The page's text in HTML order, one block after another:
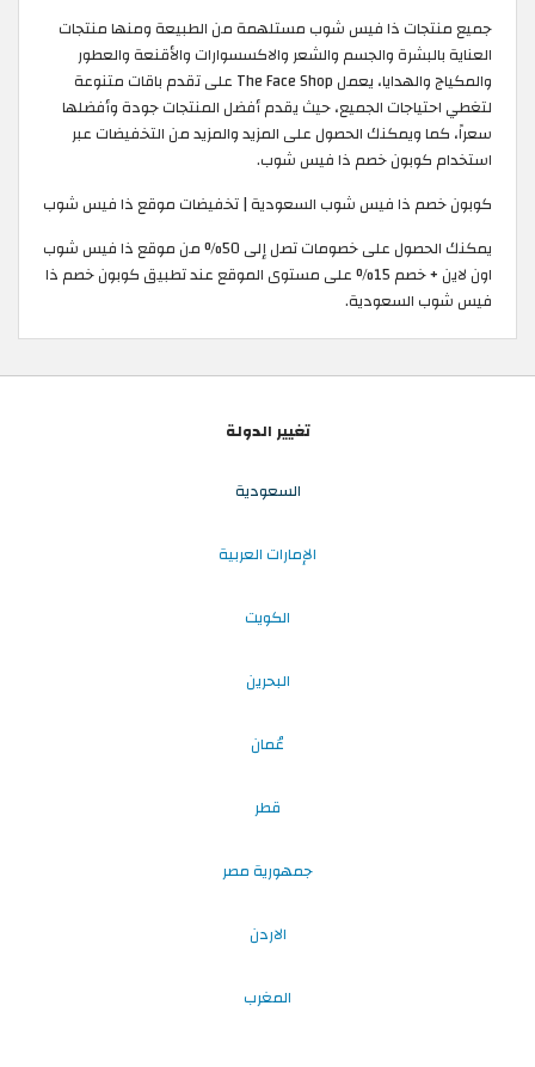
جميع منتجات ذا فيس شوب مستلهمة من الطبيعة ومنها منتجات
العناية بالبشرة والجسم والشعر والاكسسوارات والأقنعة والعطور
والمكياج والهدايا، يعمل The Face Shop على تقدم باقات متنوعة
لتغطي احتياجات الجميع، حيث يقدم أفضل المنتجات جودة وأفضلها
سعراً، كما ويمكنك الحصول على المزيد والمزيد من التخفيضات عبر
استخدام كوبون خصم ذا فيس شوب. ​
كوبون خصم ذا فيس شوب السعودية | تخفيضات موقع ذا فيس شوب
يمكنك الحصول على خصومات تصل إلى 50% من موقع ذا فيس شوب
اون لاين + خصم 15% على مستوى الموقع عند تطبيق كوبون خصم ذا
فيس شوب السعودية.
تغيير الدولة
السعودية
الإمارات العربية
الكويت
البحرين
عُمان
قطر
جمهورية مصر
الاردن
المغرب